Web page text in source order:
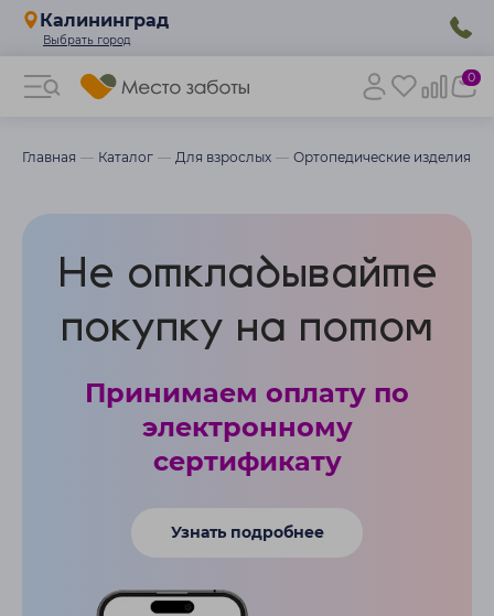
Калининград
0
Главная Каталог Для взрослых Ортопедические изделия
Не откладывайте
покупку на потом
Принимаем оплату по
электронному
сертификату
Узнать подробнее